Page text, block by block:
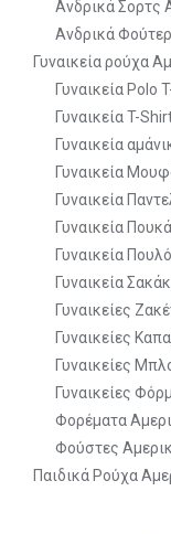
Ανδρικά Σορτς
Ανδρικά
Γυναικεία ρούχα
Γυναικεία Polo
Γυναικεία T-
Γυναικεία
Γυναικεία
Γυναικεία
Γυναικεία
Γυναικεία
Γυναικεία
Γυναικείες
Γυναικείες
Γυναικείες
Γυναικείες
Φορέματα
Φούστες
Παιδικά Ρούχα